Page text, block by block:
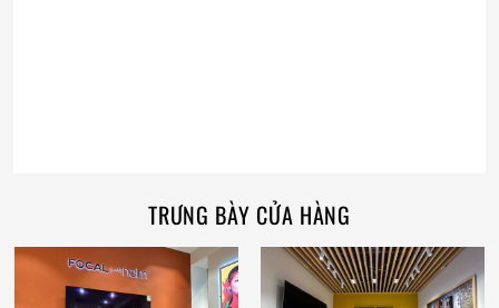
TRƯNG BÀY CỬA HÀNG